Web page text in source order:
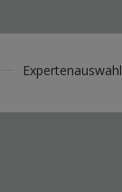
Expertenauswahl